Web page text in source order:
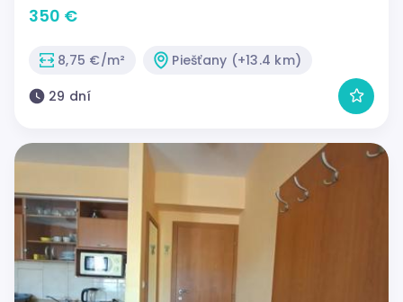
350 €
8,75 €/m²
Piešťany (+13.4 km)
29 dní